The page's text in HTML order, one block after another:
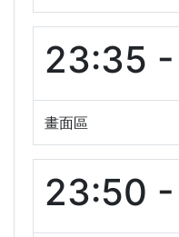
23:35
畫面區
23:50